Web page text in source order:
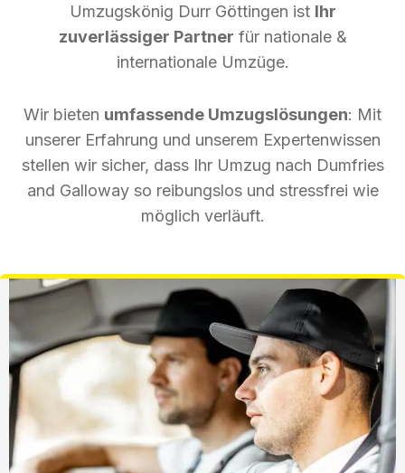
Umzugskönig Durr Göttingen ist Ihr
zuverlässiger Partner für nationale &
internationale Umzüge.
Wir bieten umfassende Umzugslösungen: Mit
unserer Erfahrung und unserem Expertenwissen
stellen wir sicher, dass Ihr Umzug nach Dumfries
and Galloway so reibungslos und stressfrei wie
möglich verläuft.